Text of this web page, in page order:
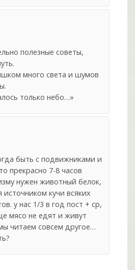
полезные советы,
много света и шумов
только небо…»
быть с подвижниками и
прекрасно 7-8 часов
нужен животный белок,
источником кучи всяких
у нас 1/3 в год пост + ср,
мясо не едят и живут
читаем совсем другое…